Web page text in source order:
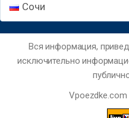
Сочи
Вся информация,
исключительно
Vpoezdke.com